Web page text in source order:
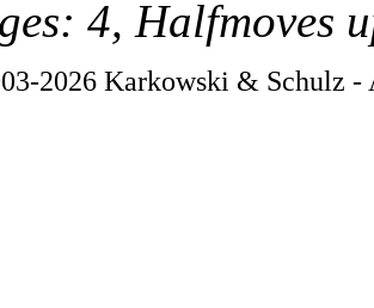
4, Halfmoves
2026 Karkowski & Schulz